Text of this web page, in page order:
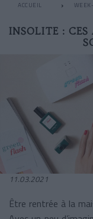
ACCUEIL
INSOLITE : CES
11.03.2021
Être rentrée à la